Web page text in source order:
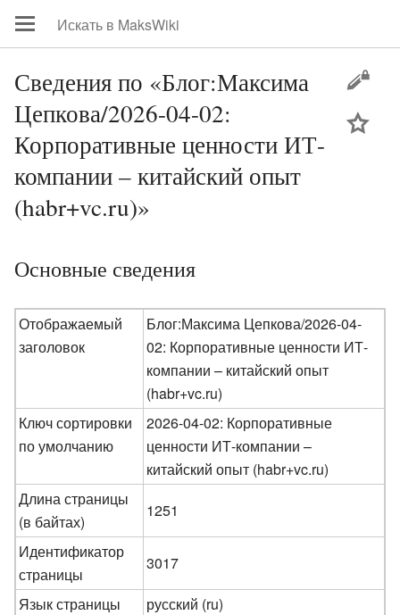
Сведения по «Блог:Максима
Цепкова/2026-04-02:
Корпоративные ценности ИТ-
компании – китайский опыт
(habr+vc.ru)»
Основные сведения
Отображаемый
заголовок
Блог:Максима Цепкова/2026-04-
02: Корпоративные ценности ИТ-
компании – китайский опыт
(habr+vc.ru)
Ключ сортировки
по умолчанию
2026-04-02: Корпоративные
ценности ИТ-компании –
китайский опыт (habr+vc.ru)
Длина страницы
(в байтах)
1251
Идентификатор
страницы
3017
Язык страницы
русский (ru)